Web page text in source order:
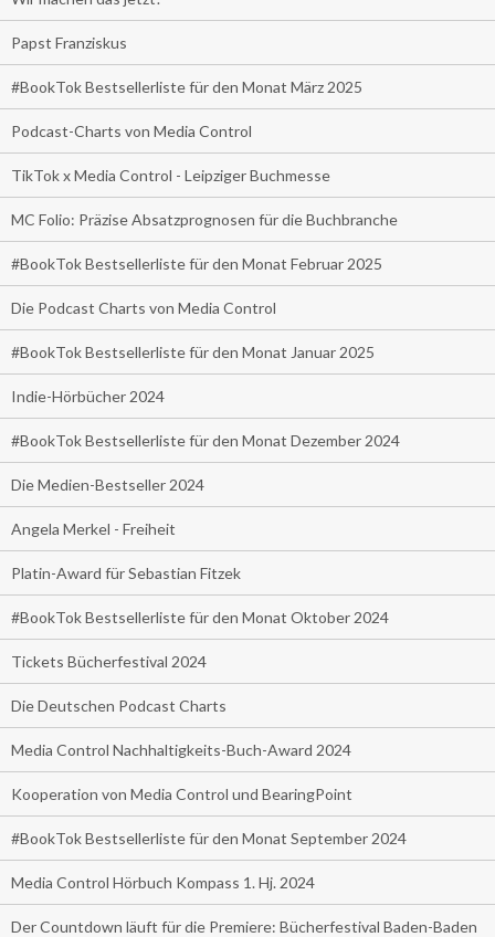
Papst Franziskus
#BookTok Bestsellerliste für den Monat März 2025
Podcast-Charts von Media Control
TikTok x Media Control - Leipziger Buchmesse
MC Folio: Präzise Absatzprognosen für die Buchbranche
#BookTok Bestsellerliste für den Monat Februar 2025
Die Podcast Charts von Media Control
#BookTok Bestsellerliste für den Monat Januar 2025
Indie-Hörbücher 2024
#BookTok Bestsellerliste für den Monat Dezember 2024
Die Medien-Bestseller 2024
Angela Merkel - Freiheit
Platin-Award für Sebastian Fitzek
#BookTok Bestsellerliste für den Monat Oktober 2024
Tickets Bücherfestival 2024
Die Deutschen Podcast Charts
Media Control Nachhaltigkeits-Buch-Award 2024
Kooperation von Media Control und BearingPoint
#BookTok Bestsellerliste für den Monat September 2024
Media Control Hörbuch Kompass 1. Hj. 2024
Der Countdown läuft für die Premiere: Bücherfestival Baden-Baden